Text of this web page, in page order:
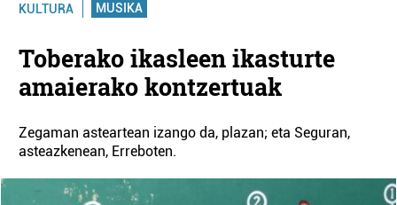
KULTURA MUSIKA
Toberako ikasleen ikasturte
amaierako kontzertuak
Zegaman asteartean izango da, plazan; eta Seguran,
asteazkenean, Erreboten.